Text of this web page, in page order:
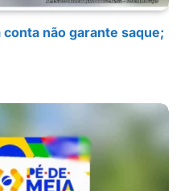
não garante saque;